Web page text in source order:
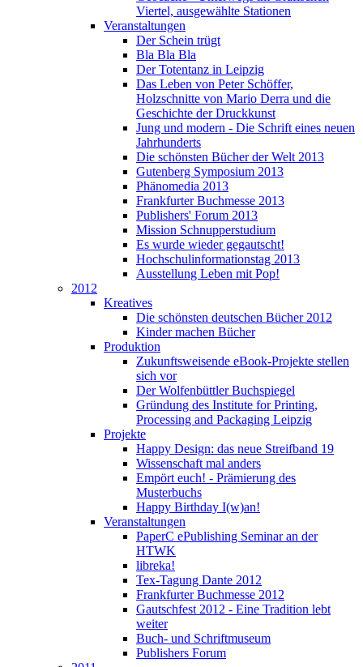
Viertel, ausgewählte Stationen
Veranstaltungen
Der Schein trügt
Bla Bla Bla
Der Totentanz in Leipzig
Das Leben von Peter Schöffer,
Holzschnitte von Mario Derra und die
Geschichte der Druckkunst
Jung und modern - Die Schrift eines neuen
Jahrhunderts
Die schönsten Bücher der Welt 2013
Gutenberg Symposium 2013
Phänomedia 2013
Frankfurter Buchmesse 2013
Publishers' Forum 2013
Mission Schnupperstudium
Es wurde wieder gegautscht!
Hochschulinformationstag 2013
Ausstellung Leben mit Pop!
2012
Kreatives
Die schönsten deutschen Bücher 2012
Kinder machen Bücher
Produktion
Zukunftsweisende eBook-Projekte stellen
sich vor
Der Wolfenbüttler Buchspiegel
Gründung des Institute for Printing,
Processing and Packaging Leipzig
Projekte
Happy Design: das neue Streifband 19
Wissenschaft mal anders
Empört euch! - Prämierung des
Musterbuchs
Happy Birthday I(w)an!
Veranstaltungen
PaperC ePublishing Seminar an der
HTWK
libreka!
Tex-Tagung Dante 2012
Frankfurter Buchmesse 2012
Gautschfest 2012 - Eine Tradition lebt
weiter
Buch- und Schriftmuseum
Publishers Forum